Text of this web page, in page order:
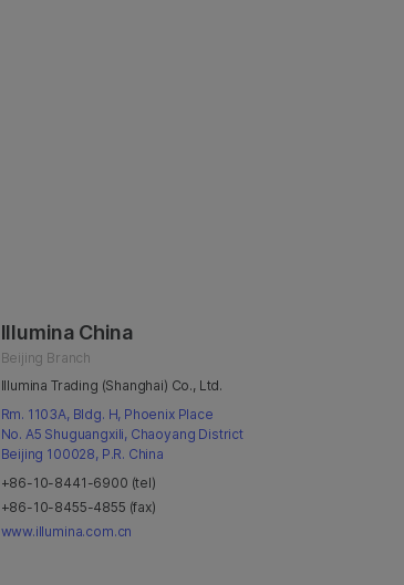
Illumina China
Beijing Branch
Illumina Trading (Shanghai) Co., Ltd.
Rm. 1103A, Bldg. H, Phoenix Place
No. A5 Shuguangxili, Chaoyang District
Beijing 100028, P.R. China
+86-10-8441-6900 (tel)
+86-10-8455-4855 (fax)
www.illumina.com.cn